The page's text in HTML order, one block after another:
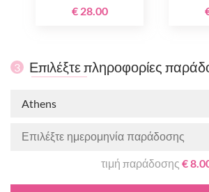
€ 28.00
3 Επιλέξτε πληροφορίες
Athens
τιμή παράδοσης €